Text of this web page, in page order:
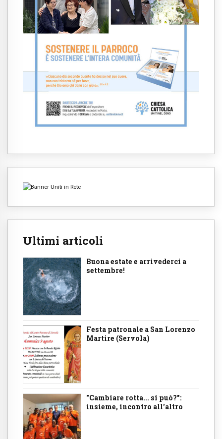
Ultimi articoli
Buona estate e arrivederci a
settembre!
Festa patronale a San Lorenzo
Martire (Servola)
"Cambiare rotta... si può?":
insieme, incontro all'altro